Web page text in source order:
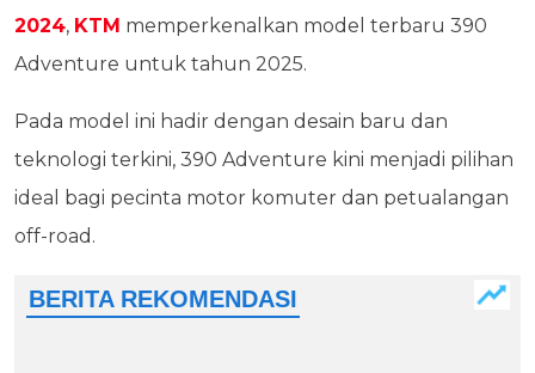
2024, KTM memperkenalkan model terbaru 390
Adventure untuk tahun 2025.
Pada model ini hadir dengan desain baru dan
teknologi terkini, 390 Adventure kini menjadi pilihan
ideal bagi pecinta motor komuter dan petualangan
off-road.